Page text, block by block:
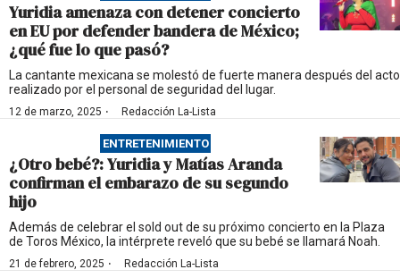
Yuridia amenaza con detener concierto
en EU por defender bandera de México;
¿qué fue lo que pasó?
La cantante mexicana se molestó de fuerte manera después del acto
realizado por el personal de seguridad del lugar.
12 de marzo, 2025 · Redacción La-Lista
ENTRETENIMIENTO
¿Otro bebé?: Yuridia y Matías Aranda
confirman el embarazo de su segundo
hijo
Además de celebrar el sold out de su próximo concierto en la Plaza
de Toros México, la intérprete reveló que su bebé se llamará Noah.
21 de febrero, 2025 · Redacción La-Lista